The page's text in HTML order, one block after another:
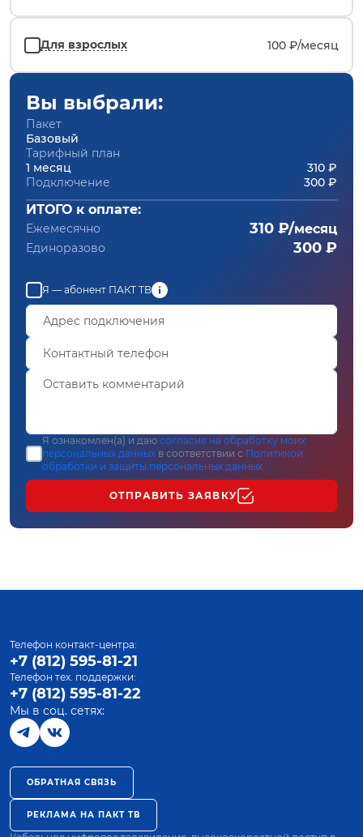
Для взрослых 100 ₽/месяц
Вы выбрали:
Пакет
Базовый
Тарифный план
1 месяц
310 ₽
Подключение
300 ₽
ИТОГО к оплате:
Ежемесячно 310 ₽/месяц
Единоразово 300 ₽
Я — абонент ПАКТ ТВ
Я ознакомлен(а) и даю согласие на обработку моих
персональных данных в соответствии с Политикой
обработки и защиты персональных данных
ОТПРАВИТЬ ЗАЯВКУ
Телефон контакт-центра:
+7 (812) 595-81-21
Телефон тех. поддержки:
+7 (812) 595-81-22
Мы в соц. сетях:
ОБРАТНАЯ СВЯЗЬ
РЕКЛАМА НА ПАКТ ТВ